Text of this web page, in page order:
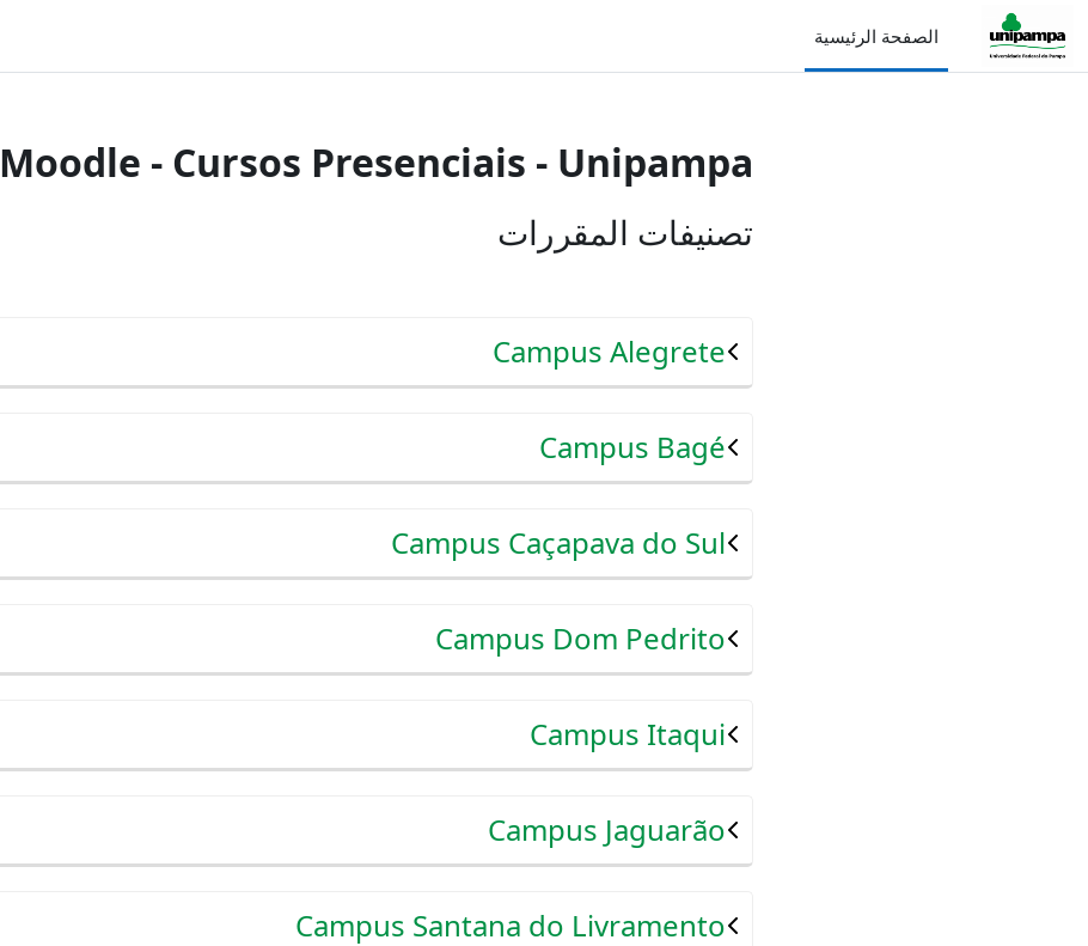
تخطى إلى المحتوى الرئيسي
الصفحة الرئيسية
Moodle - Cursos Presenciais - Unipampa
تصنيفات المقررات
Campus Alegrete
Campus Bagé
Campus Caçapava do Sul
Campus Dom Pedrito
Campus Itaqui
Campus Jaguarão
Campus Santana do Livramento